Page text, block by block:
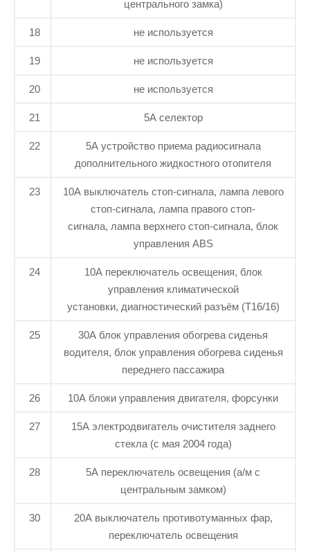
центрального замка)
18 не используется
19 не используется
20 не используется
21 5А селектор
22
5А устройство приема радиосигнала
дополнительного жидкостного отопителя
23
10А выключатель стоп-сигнала, лампа левого
стоп-сигнала, лампа правого стоп-
сигнала, лампа верхнего стоп-сигнала, блок
управления ABS
24
10А переключатель освещения, блок
управления климатической
установки, диагностический разъём (Т16/16)
25
30А блок управления обогрева сиденья
водителя, блок управления обогрева сиденья
переднего пассажира
26 10А блоки управления двигателя, форсунки
27
15А электродвигатель очистителя заднего
стекла (с мая 2004 года)
28
5А переключатель освещения (а/м с
центральным замком)
30
20А выключатель противотуманных фар,
переключатель освещения